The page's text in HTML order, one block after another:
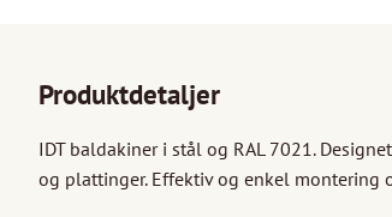
Produktdetaljer
IDT baldakiner i stål og RAL 7021.
og plattinger. Effektiv og enkel montering